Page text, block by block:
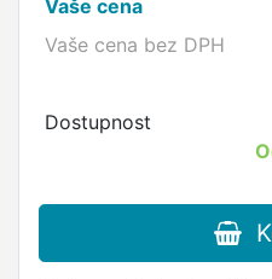
Vaše cena
Vaše cena bez DPH
Dostupnost